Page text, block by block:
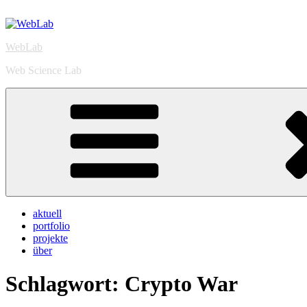
Inhalt
WebLab
Web Science Lab
aktuell
portfolio
projekte
über
Schlagwort: Crypto War